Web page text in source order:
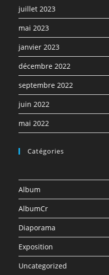
juillet 2023
mai 2023
janvier 2023
décembre 2022
septembre 2022
juin 2022
mai 2022
Catégories
Album
AlbumCr
Diaporama
Exposition
Uncategorized